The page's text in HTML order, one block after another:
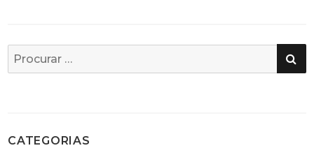
Busca
por:
CATEGORIAS